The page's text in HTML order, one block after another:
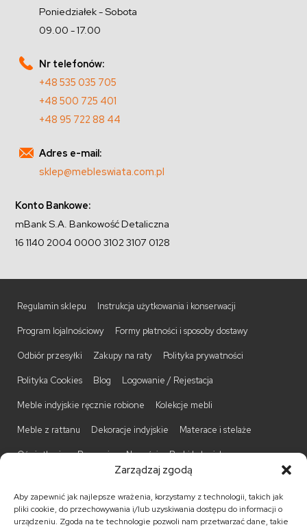
Zarządzaj zgodą
Aby zapewnić jak najlepsze wrażenia, korzystamy z technologii, takich jak
pliki cookie, do przechowywania i/lub uzyskiwania dostępu do informacji o
urządzeniu. Zgoda na te technologie pozwoli nam przetwarzać dane, takie
Poniedziałek - Sobota
09.00 - 17.00
Nr telefonów:
+48 535 035 705
+48 500 725 401
+48 95 722 88 44
Adres e-mail:
sklep@mebleswiata.com.pl
Konto Bankowe:
mBank S.A. Bankowość Detaliczna
16 1140 2004 0000 3102 3107 0128
Regulamin sklepu Instrukcja użytkowania i konserwacji
Program lojalnościowy Formy płatności i sposoby dostawy
Odbiór przesyłki Zakupy na raty Polityka prywatności
Polityka Cookies Blog Logowanie / Rejestacja
Meble indyjskie ręcznie robione Kolekcje mebli
Meble z rattanu Dekoracje indyjskie Materace i stelaże
Oświetlenie Promocje Nowości Barki kolonialne
Komody kolonialne Krzesła kolonialne
Kufry indyjskie Ławki kolonialne Łóżka kolonialne